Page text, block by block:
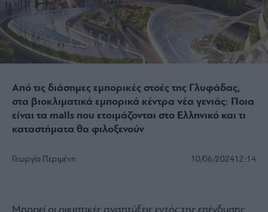
Από τις διάσημες εμπορικές στοές της Γλυφάδας,
στα βιοκλιματικά εμπορικά κέντρα νέα γενιάς: Ποια
είναι τα malls που ετοιμάζονται στο Ελληνικό και τι
καταστήματα θα φιλοξενούν
Γεωργία Περιμένη 10/06/202412:14
Μπορεί οι οικιστικές αναπτύξεις εντός της επένδυσης